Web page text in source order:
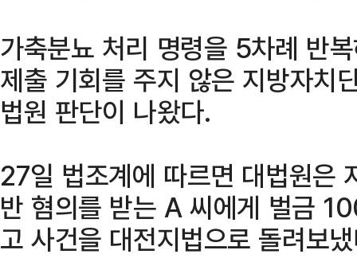
가축분뇨 처리 명령을 5차례 반
제출 기회를 주지 않은 지방자치
법원 판단이 나왔다.
27일 법조계에 따르면 대법원은
반 혐의를 받는 A 씨에게 벌금
고 사건을 대전지법으로 돌려보